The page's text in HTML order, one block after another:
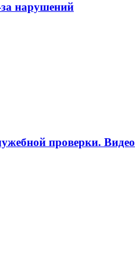
нарушений
проверки. Видео